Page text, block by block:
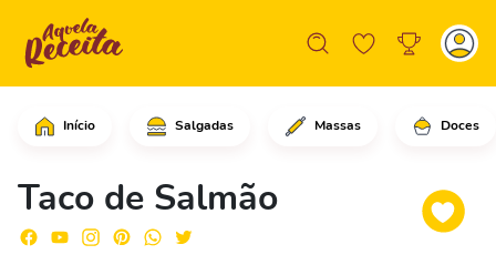
Início Salgadas Massas Doces
Taco de Salmão
Comece adicionando a tequila nos